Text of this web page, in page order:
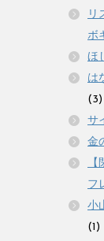
リ
ボ
ほ
は
(3)
サ
金
フ
小
(1)